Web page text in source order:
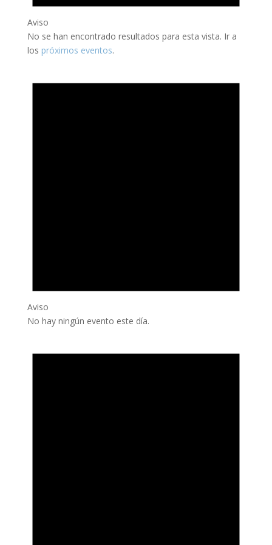
Aviso
No se han encontrado resultados para esta vista. Ir a
los próximos eventos.
Aviso
No hay ningún evento este día.